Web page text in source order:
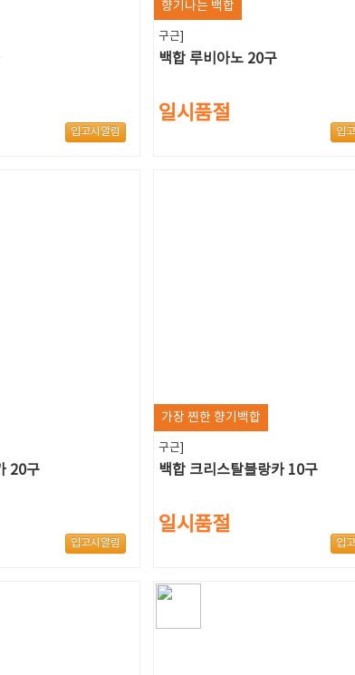
입고시알림
향기나는 백합
구근]
백합 루비아노 20구
일시품절
입
20구
입고시알림
가장 찐한 향기백합
구근]
백합 크리스탈블랑카 10구
일시품절
입